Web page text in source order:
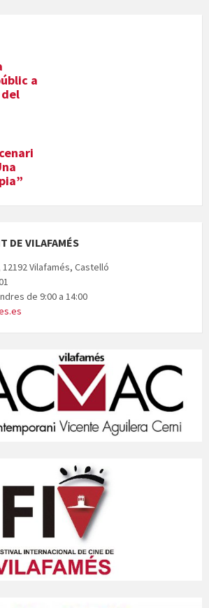
a
DE VILAFAMÉS
Vilafamés, Castelló
de 9:00 a 14:00